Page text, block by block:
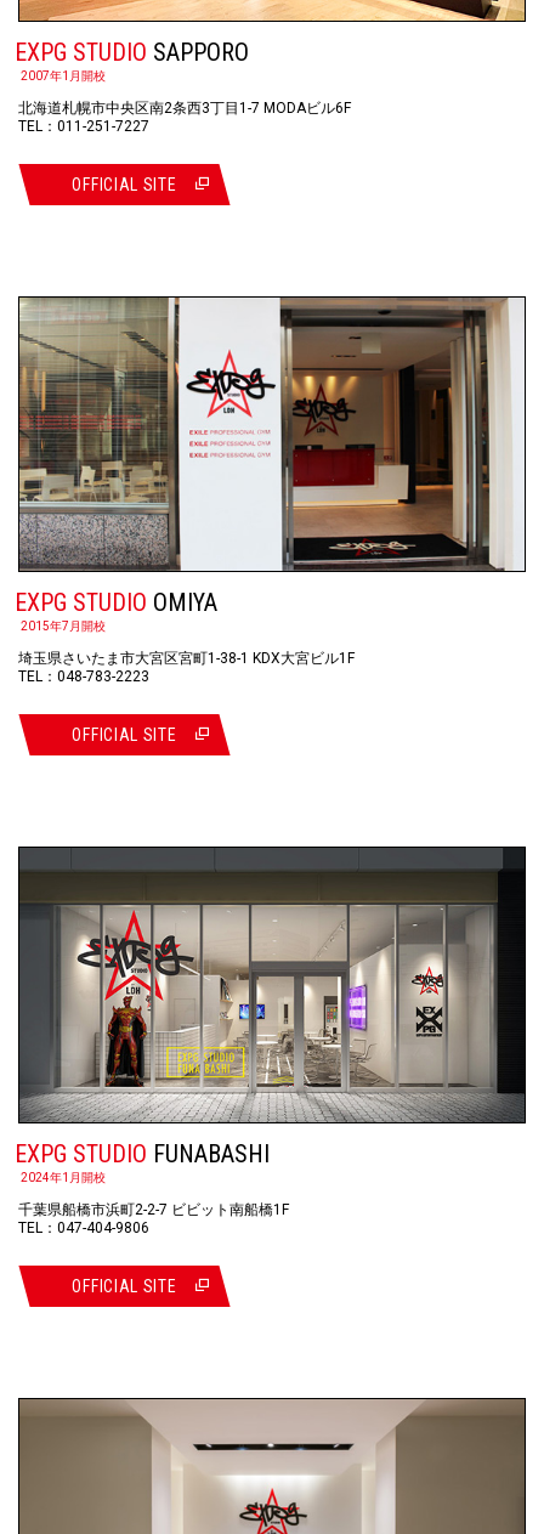
EXPG STUDIO SAPPORO
2007年1月開校
北海道札幌市中央区南2条西3丁目1-7 MODAビル6F
TEL：011-251-7227
OFFICIAL SITE
EXPG STUDIO OMIYA
2015年7月開校
埼玉県さいたま市大宮区宮町1-38-1 KDX大宮ビル1F
TEL：048-783-2223
OFFICIAL SITE
EXPG STUDIO FUNABASHI
2024年1月開校
千葉県船橋市浜町2-2-7 ビビット南船橋1F
TEL：047-404-9806
OFFICIAL SITE